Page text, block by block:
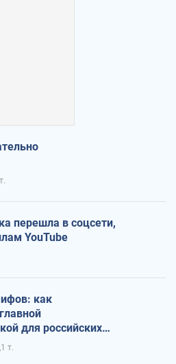
перешла в соцсети,
YouTube
как
для российских
т.